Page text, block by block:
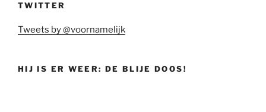
TWITTER
Tweets by @voornamelijk
HIJ IS ER WEER: DE BLIJE DOOS!